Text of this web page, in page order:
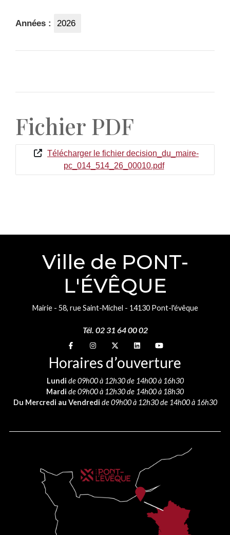
Années : 2026
Fichier PDF
Télécharger le fichier decision_du_maire-
pc_014_514_26_00010.pdf
Ville de PONT-
L'ÉVÊQUE
Mairie - 58, rue Saint-Michel - 14130 Pont-l'évêque
Tél. 02 31 64 00 02
Suivez-nous sur
Suivez-nous sur
Suivez-nous sur
Suivez-nous sur
Suivez-nous sur
Horaires d’ouverture
Lundi de 09h00 à 12h30 de 14h00 à 16h30
Mardi de 09h00 à 12h30 de 14h00 à 18h30
Du Mercredi au Vendredi de 09h00 à 12h30 de 14h00 à 16h30